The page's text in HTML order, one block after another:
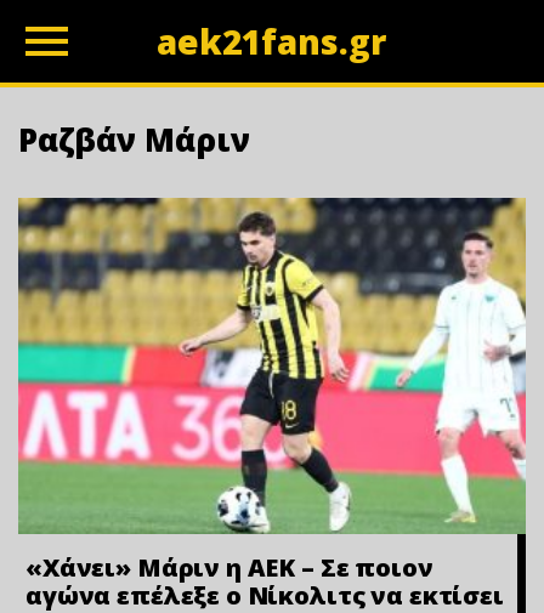
aek21fans.gr
Ραζβάν Μάριν
«Χάνει» Μάριν η ΑΕΚ – Σε ποιον
αγώνα επέλεξε ο Νίκολιτς να εκτίσει